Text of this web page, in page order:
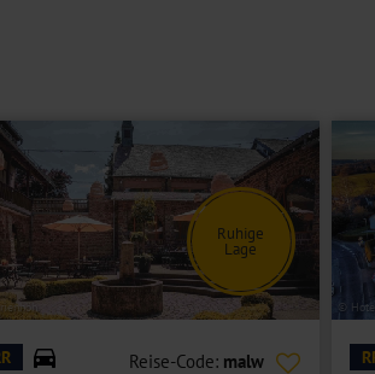
Ruhige
Lage
Reise-Code: malw
©